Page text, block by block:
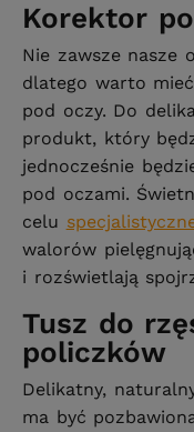
Korektor
Nie zawsze nasze
dlatego warto
pod oczy. Do
produkt, który
jednocześnie
pod oczami.
celu
walorów
i rozświetlają
Tusz do
policzków
Delikatny,
ma być